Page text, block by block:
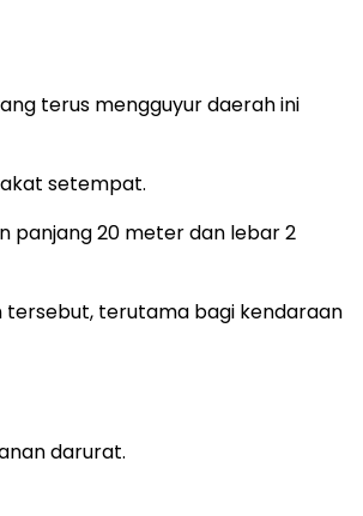
terus mengguyur daerah ini
setempat.
panjang 20 meter dan lebar 2
tersebut, terutama bagi kendaraan
darurat.